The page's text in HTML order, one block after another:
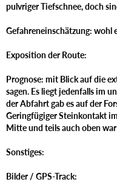
pulvriger Tiefschnee, doch
Gefahreneinschätzung: wohl
Exposition der Route:
Prognose: mit Blick auf die
sagen. Es liegt jedenfalls im
der Abfahrt gab es auf der
Geringfügiger Steinkontakt
Mitte und teils auch oben
Sonstiges:
Bilder / GPS-Track: